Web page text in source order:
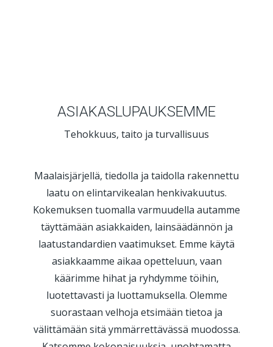
ASIAKASLUPAUKSEMME
Tehokkuus, taito ja turvallisuus
Maalaisjärjellä, tiedolla ja taidolla rakennettu
laatu on elintarvikealan henkivakuutus.
Kokemuksen tuomalla varmuudella autamme
täyttämään asiakkaiden, lainsäädännön ja
laatustandardien vaatimukset. Emme käytä
asiakkaamme aikaa opetteluun, vaan
käärimme hihat ja ryhdymme töihin,
luotettavasti ja luottamuksella. Olemme
suorastaan velhoja etsimään tietoa ja
välittämään sitä ymmärrettävässä muodossa.